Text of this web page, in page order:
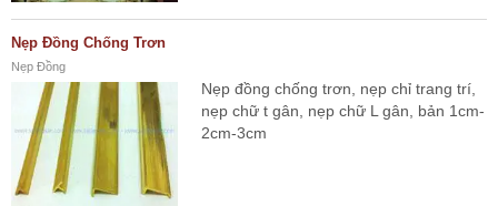
Nẹp Đồng Chống Trơn
Nẹp Đồng
Nẹp đồng chống trơn, nẹp chỉ trang trí,
nẹp chữ t gân, nẹp chữ L gân, bản 1cm-
2cm-3cm